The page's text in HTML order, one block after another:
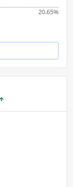
20.65%